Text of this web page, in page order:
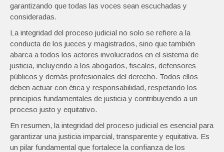
garantizando que todas las voces sean escuchadas y
consideradas.
La integridad del proceso judicial no solo se refiere a la
conducta de los jueces y magistrados, sino que también
abarca a todos los actores involucrados en el sistema de
justicia, incluyendo a los abogados, fiscales, defensores
públicos y demás profesionales del derecho. Todos ellos
deben actuar con ética y responsabilidad, respetando los
principios fundamentales de justicia y contribuyendo a un
proceso justo y equitativo.
En resumen, la integridad del proceso judicial es esencial para
garantizar una justicia imparcial, transparente y equitativa. Es
un pilar fundamental que fortalece la confianza de los